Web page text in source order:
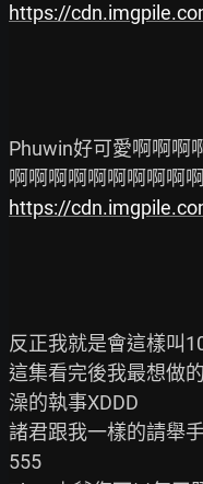
https://
Phuwin好可愛啊啊啊
https://
反正我就是會這樣叫
這集看完後我最想做
澡的執事XDDD
諸君跟我一樣的請舉
555